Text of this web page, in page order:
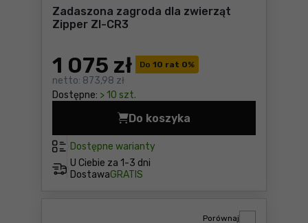
Zadaszona zagroda dla zwierząt
Zipper ZI-CR3
Do 10 rat 0%
1 075 zł
netto: 873,98 zł
Dostępne: > 10 szt.
Dostępne warianty
U Ciebie za 1-3 dni
DostawaGRATIS
Do koszyka
Zadaszona zagroda dla
Porównaj